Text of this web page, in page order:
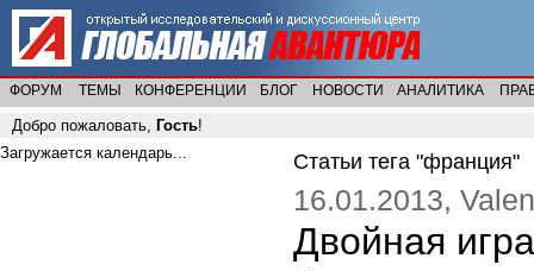
ФОРУМ ТЕМЫ КОНФЕРЕНЦИИ БЛОГ НОВОСТИ АНАЛИТИКА
Добро пожаловать, Гость!
Статьи тега "франция"
16.01.2013,
Двойная игра
Загружается календарь...